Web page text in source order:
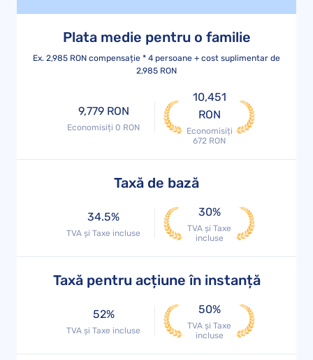
Plata medie pentru o familie
Ex. 2,985 RON compensație * 4 persoane + cost suplimentar de
2,985 RON
9,779 RON
Economisiți 0 RON
10,451
RON
Economisiți
672 RON
Taxă de bază
34.5%
TVA și Taxe incluse
30%
TVA și Taxe
incluse
Taxă pentru acțiune în instanță
52%
TVA și Taxe incluse
50%
TVA și Taxe
incluse